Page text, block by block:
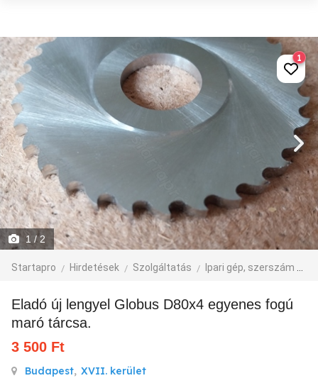
1 / 2
Startapro Hirdetések Szolgáltatás Ipari gép, szerszám
1
Eladó új lengyel Globus D80x4 egyenes fogú
maró tárcsa.
3 500 Ft
Budapest, XVII. kerület